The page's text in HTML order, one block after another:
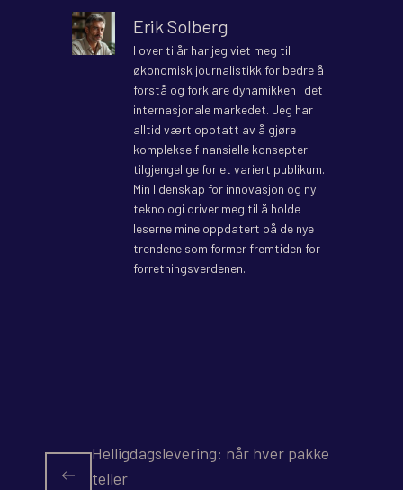
Erik Solberg
I over ti år har jeg viet meg til
økonomisk journalistikk for bedre å
forstå og forklare dynamikken i det
internasjonale markedet. Jeg har
alltid vært opptatt av å gjøre
komplekse finansielle konsepter
tilgjengelige for et variert publikum.
Min lidenskap for innovasjon og ny
teknologi driver meg til å holde
leserne mine oppdatert på de nye
trendene som former fremtiden for
forretningsverdenen.
Helligdagslevering: når hver pakke
teller